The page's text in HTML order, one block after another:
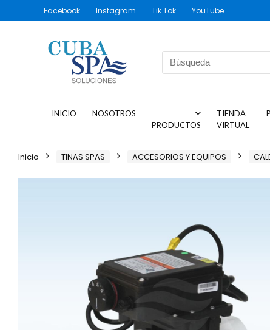
Facebook Instagram Tik Tok YouTube
INICIO
NOSOTROS
PRODUCTOS
TIENDA
VIRTUAL
Inicio TINAS SPAS ACCESORIOS Y EQUIPOS